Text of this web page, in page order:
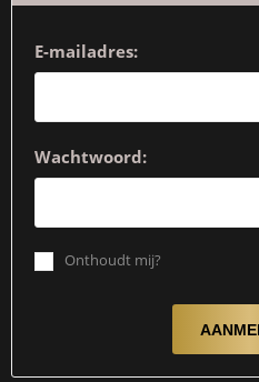
E-mailadres:
Wachtwoord:
Onthoudt mij?